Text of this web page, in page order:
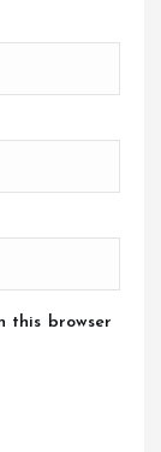
this browser